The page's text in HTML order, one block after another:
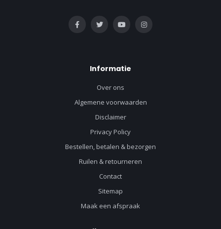
Informatie
Over ons
Algemene voorwaarden
Disclaimer
Privacy Policy
Bestellen, betalen & bezorgen
Ruilen & retourneren
Contact
Sitemap
Maak een afspraak